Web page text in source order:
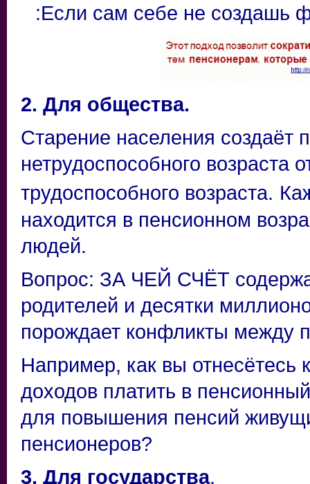
:Если сам себе не создашь
2. Для общества.
Старение населения создаёт
нетрудоспособного возраста
трудоспособного возраста.
находится в пенсионном
людей.
Вопрос: ЗА ЧЕЙ СЧЁТ
родителей и десятки
порождает конфликты между
Например, как вы отнесётесь
доходов платить в
для повышения пенсий
пенсионеров?
3. Для государства.